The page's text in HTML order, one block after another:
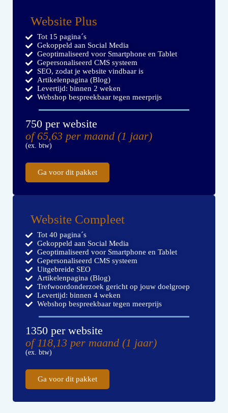
Website Plus
Tot 15 pagina´s
Gekoppeld aan Social Media
Geoptimaliseerd voor Smartphone en Tablet
Gepersonaliseerd CMS systeem
SEO, zodat je website vindbaar is
Artikelenpagina (Blog)
Levertijd: binnen 2 weken
Webshop bespreekbaar tegen meerprijs
750 per website
of 65,63 per maand (1 jaar)
(ex. btw)
Ga voor dit pakket
Website Compleet
Tot 40 pagina´s
Gekoppeld aan Social Media
Geoptimaliseerd voor Smartphone en Tablet
Gepersonaliseerd CMS systeem
Uitgebreide SEO
Artikelenpagina (Blog)
Trefwoordonderzoek gericht op jouw doelgroep
Levertijd: binnen 4 weken
Webshop bespreekbaar tegen meerprijs
1350 per website
of 118,13 per maand (1 jaar)
(ex. btw)
Ga voor dit pakket